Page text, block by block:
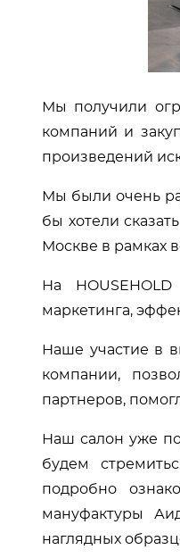
Мы получили
компаний и
произведений
Мы были очень
бы хотели
Москве в рамках
На
маркетинга,
Наше участие в
компании,
партнеров,
Наш салон уже
будем
подробно
мануфактуры
наглядных